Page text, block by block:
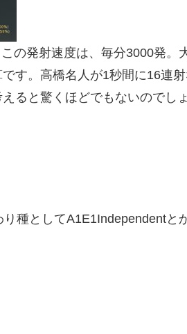
の発射速度は、毎分3000発。
す。高橋名人が1秒間に16連
ると驚くほどでもないのでし
り種としてA1E1Independentと